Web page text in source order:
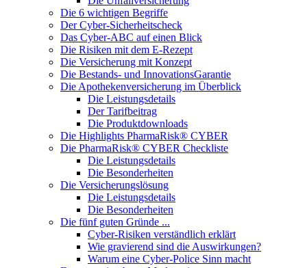
Die 6 wichtigen Begriffe
Der Cyber-Sicher­heits­check
Das Cyber-ABC auf einen Blick
Die Risiken mit dem E-Rezept
Die Versicherung mit Konzept
Die Bestands- und InnovationsGarantie
Die Apothekenversicherung im Überblick
Die Leistungsdetails
Der Tarifbeitrag
Die Produktdownloads
Die Highlights PharmaRisk® CYBER
Die PharmaRisk® CYBER Checkliste
Die Leistungsdetails
Die Besonderheiten
Die Versicherungslösung
Die Leistungsdetails
Die Besonderheiten
Die fünf guten Gründe ...
Cyber-Risiken verständlich erklärt
Wie gravierend sind die Auswirkungen?
Warum eine Cyber-Police Sinn macht